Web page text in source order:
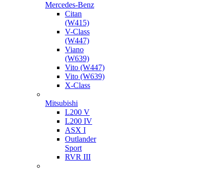
Mercedes-Benz
Citan
(W415)
V-Class
(W447)
Viano
(W639)
Vito (W447)
Vito (W639)
X-Class
Mitsubishi
L200 V
L200 IV
ASX I
Outlander
Sport
RVR III